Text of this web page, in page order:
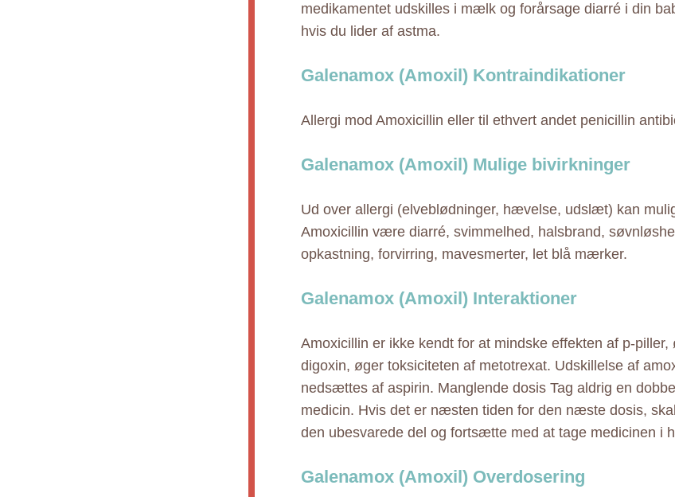
medikamentet udskilles i mælk og forårsage diarré i din
hvis du lider af astma.
Galenamox (Amoxil) Kontraindikationer
Allergi mod Amoxicillin eller til ethvert andet penicillin
Galenamox (Amoxil) Mulige bivirkninger
Ud over allergi (elveblødninger, hævelse, udslæt) kan
Amoxicillin være diarré, svimmelhed, halsbrand,
opkastning, forvirring, mavesmerter, let blå mærker.
Galenamox (Amoxil) Interaktioner
Amoxicillin er ikke kendt for at mindske effekten af p-
digoxin, øger toksiciteten af metotrexat. Udskillelse af
nedsættes af aspirin. Manglende dosis Tag aldrig en
medicin. Hvis det er næsten tiden for den næste dosis,
den ubesvarede del og fortsætte med at tage medicinen i
Galenamox (Amoxil) Overdosering